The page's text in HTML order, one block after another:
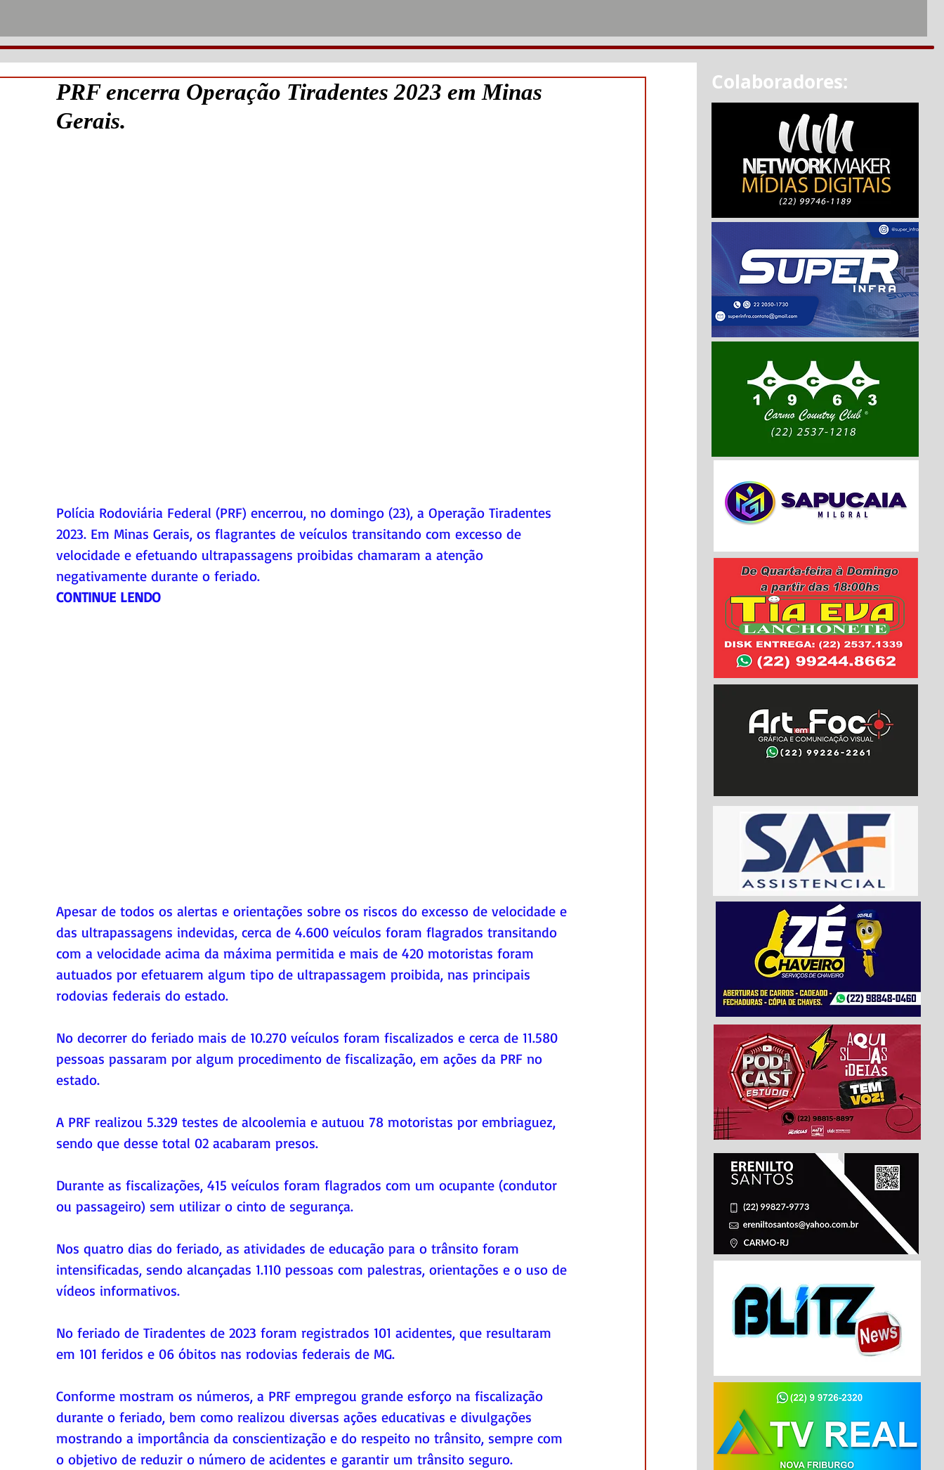
PRF encerra Operação Tiradentes 2023 em Minas
Gerais.
Polícia Rodoviária Federal (PRF) encerrou, no domingo (23), a Operação Tiradentes
2023. Em Minas Gerais, os flagrantes de veículos transitando com excesso de
velocidade e efetuando ultrapassagens proibidas chamaram a atenção
negativamente durante o feriado.
CONTINUE LENDO
Apesar de todos os alertas e orientações sobre os riscos do excesso de velocidade e
das ultrapassagens indevidas, cerca de 4.600 veículos foram flagrados transitando
com a velocidade acima da máxima permitida e mais de 420 motoristas foram
autuados por efetuarem algum tipo de ultrapassagem proibida, nas principais
rodovias federais do estado.
No decorrer do feriado mais de 10.270 veículos foram fiscalizados e cerca de 11.580
pessoas passaram por algum procedimento de fiscalização, em ações da PRF no
estado.
A PRF realizou 5.329 testes de alcoolemia e autuou 78 motoristas por embriaguez,
sendo que desse total 02 acabaram presos.
Durante as fiscalizações, 415 veículos foram flagrados com um ocupante (condutor
ou passageiro) sem utilizar o cinto de segurança.
Nos quatro dias do feriado, as atividades de educação para o trânsito foram
intensificadas, sendo alcançadas 1.110 pessoas com palestras, orientações e o uso de
vídeos informativos.
No feriado de Tiradentes de 2023 foram registrados 101 acidentes, que resultaram
em 101 feridos e 06 óbitos nas rodovias federais de MG.
Conforme mostram os números, a PRF empregou grande esforço na fiscalização
durante o feriado, bem como realizou diversas ações educativas e divulgações
mostrando a importância da conscientização e do respeito no trânsito, sempre com
o objetivo de reduzir o número de acidentes e garantir um trânsito seguro.
Colaboradores: